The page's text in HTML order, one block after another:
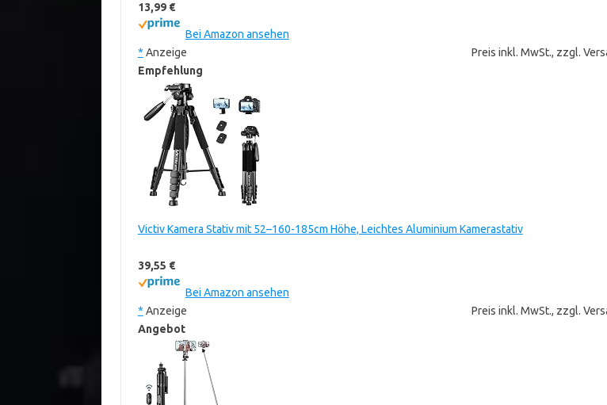
13,99 €
Bei Amazon ansehen
* Anzeige
Preis inkl. MwSt., zzgl.
Empfehlung
Victiv Kamera Stativ mit 52–160-185cm Höhe, Leichtes Aluminium Kamerastativ
39,55 €
Bei Amazon ansehen
* Anzeige
Preis inkl. MwSt., zzgl.
Angebot